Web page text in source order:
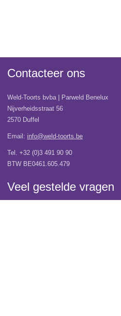
Contacteer ons
Weld-Toorts bvba | Parweld Benelux
Nijverheidsstraat 56
2570 Duffel
Email: info@weld-toorts.be
Tel. +32 (0)3 491 90 90
BTW BE0461.605.479
Veel gestelde vragen